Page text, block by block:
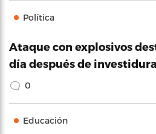
Política
Ataque con explosivos
día después de
0
Educación